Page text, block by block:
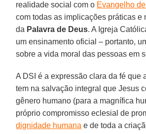
realidade social com o Evangelho
com todas as implicações práticas e
da Palavra de Deus. A Igreja
um ensinamento oficial – portanto,
sobre a vida moral das pessoas em
A DSI é a expressão clara da fé que
tem na salvação integral que Jesus
gênero humano (para a magnífica
próprio compromisso eclesial de
dignidade humana e de toda a